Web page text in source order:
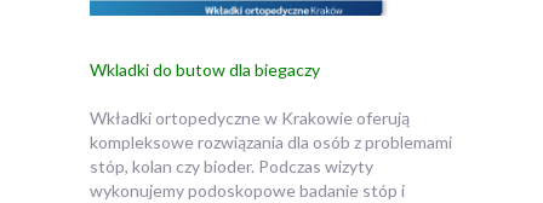
Wkladki do butow dla biegaczy
Wkładki ortopedyczne w Krakowie oferują
kompleksowe rozwiązania dla osób z problemami
stóp, kolan czy bioder. Podczas wizyty
wykonujemy podoskopowe badanie stóp i